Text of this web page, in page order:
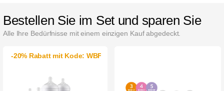
Bestellen Sie im Set und sparen Sie
Alle Ihre Bedürfnisse mit einem einzigen Kauf abgedeckt.
-20% Rabatt mit Kode: WBFW26